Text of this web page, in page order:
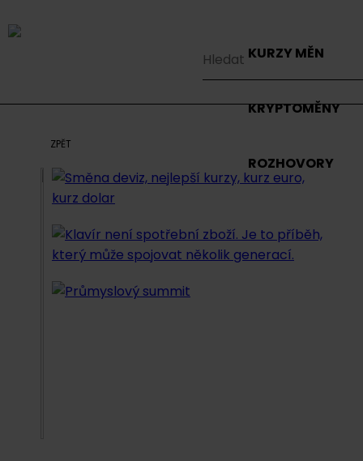
KURZY MĚN
KRYPTOMĚNY
ROZHOVORY
ZPĚT